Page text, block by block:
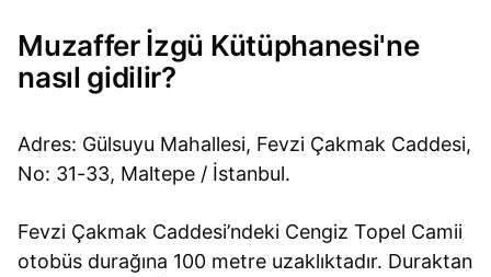
Muzaffer İzgü Kütüphanesi'ne
nasıl gidilir?
Adres: Gülsuyu Mahallesi, Fevzi Çakmak Caddesi,
No: 31-33, Maltepe / İstanbul.
Fevzi Çakmak Caddesi’ndeki Cengiz Topel Camii
otobüs durağına 100 metre uzaklıktadır. Duraktan